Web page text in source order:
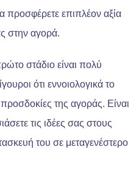
προσφέρετε επιπλέον αξία
στην αγορά.
στάδιο είναι πολύ
ότι εννοιολογικά το
της αγοράς. Είναι
τις ιδέες σας στους
του σε μεταγενέστερο